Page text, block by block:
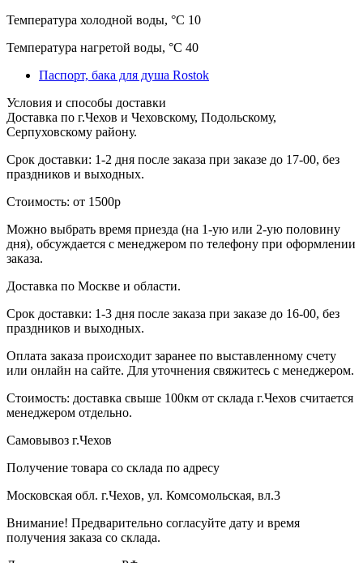
Температура холодной воды, °C 10
Температура нагретой воды, °C 40
Паспорт, бака для душа Rostok
Условия и способы доставки
Доставка по г.Чехов и Чеховскому, Подольскому,
Серпуховскому району.
Срок доставки: 1-2 дня после заказа при заказе до 17-00, без
праздников и выходных.
Стоимость: от 1500р
Можно выбрать время приезда (на 1-ую или 2-ую половину
дня), обсуждается с менеджером по телефону при оформлении
заказа.
Доставка по Москве и области.
Срок доставки: 1-3 дня после заказа при заказе до 16-00, без
праздников и выходных.
Оплата заказа происходит заранее по выставленному счету
или онлайн на сайте. Для уточнения свяжитесь с менеджером.
Стоимость: доставка свыше 100км от склада г.Чехов считается
менеджером отдельно.
Самовывоз г.Чехов
Получение товара со склада по адресу
Московская обл. г.Чехов, ул. Комсомольская, вл.3
Внимание! Предварительно согласуйте дату и время
получения заказа со склада.